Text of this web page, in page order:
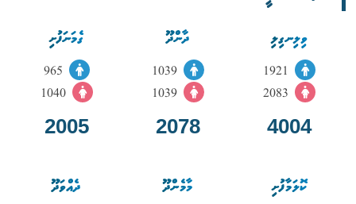
ވިލިނގިލި
1921
2083
4004
ދާންދޫ
1039
1039
2078
ގެމަނަފުށި
1040
2005
ކޮލަމާފުށި މާމެންދޫ ދެއްވަދޫ